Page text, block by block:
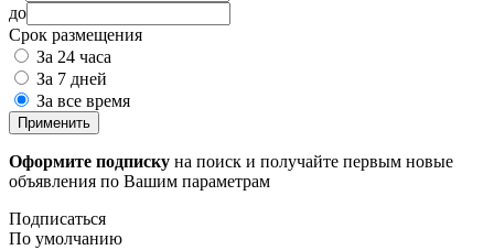
до
Срок размещения
За 24 часа
За 7 дней
За все время
Применить
Оформите подписку на поиск и получайте первым новые
объявления по Вашим параметрам
Подписаться
По умолчанию